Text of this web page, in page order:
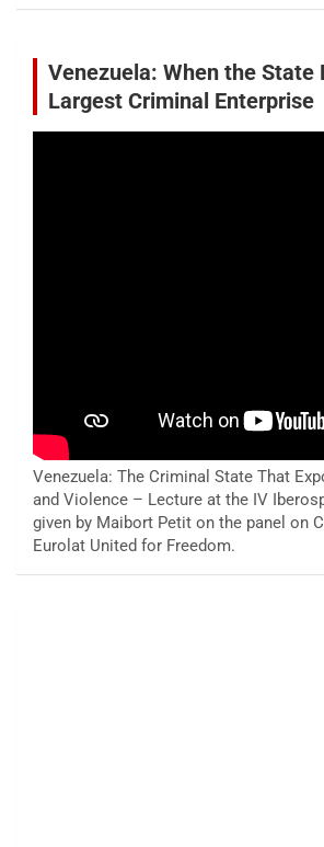
Venezuela: When the State
Largest Criminal Enterprise
Venezuela: The Criminal State That
and Violence – Lecture at the IV
given by Maibort Petit on the panel on
Eurolat United for Freedom.